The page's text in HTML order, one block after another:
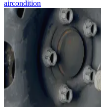
aircondition